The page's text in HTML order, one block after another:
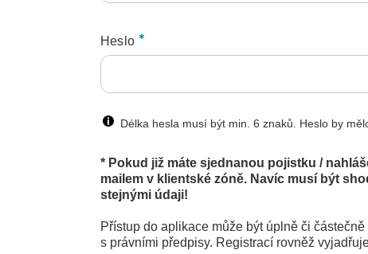
Heslo
Délka hesla musí být min. 6 znaků. Heslo by
* Pokud již máte sjednanou pojistku /
mailem v klientské zóně. Navíc musí být
stejnými údaji!
Přístup do aplikace může být úplně či
s právními předpisy. Registrací rovněž